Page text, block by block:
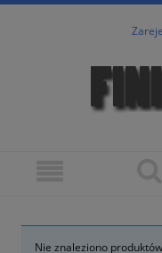
Nie znaleziono